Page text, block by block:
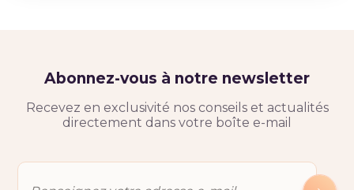
Abonnez-vous à notre newsletter
Recevez en exclusivité nos conseils et actualités
directement dans votre boîte e-mail